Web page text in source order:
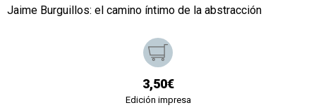
Jaime Burguillos: el camino íntimo de la abstracción
3,50€
Edición impresa